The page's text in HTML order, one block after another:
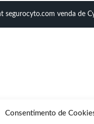
Consentimento de
segurocyto.com venda de